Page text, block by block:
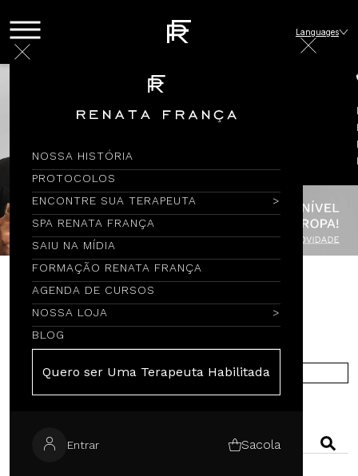
NOSSA HISTÓRIA
PROTOCOLOS
ENCONTRE SUA TERAPEUTA
SPA RENATA FRANÇA
SAIU NA MÍDIA
FORMAÇÃO RENATA FRANÇA
AGENDA DE CURSOS
NOSSA LOJA
BLOG
Quero ser Uma Terapeuta Habilitada
Entrar Sacola
Languages
Encontre por Nome
COMPRE NA EUROPA